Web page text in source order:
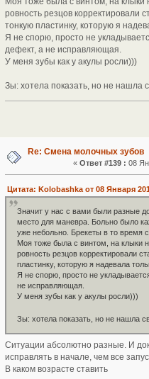
ровность резцов корректировали
тонкую пластинку, которую я
Я не спорю, просто не
дефект, а не исправляющая.
У меня зубы как у акулы росли)))
Зы: хотела показать, но не нашла
Re: Смена молочных зубов
« Ответ #139 : 08
Цитата: Kolobashka от 08 Января
Значит у нас с вами были разные
место для маневра. Больно было
уже небольно. Брекеты в то время
Моя тоже была с винтом, на клыки
ровность резцов корректировали
пластинку, которую я надевала
Я не спорю, просто не
не исправляющая.
У меня зубы как у акулы росли)))
Зы: хотела показать, но не нашла
Ситуации абсолютно разные. И
исправлять в начале, чем все
В каком возрасте ставить